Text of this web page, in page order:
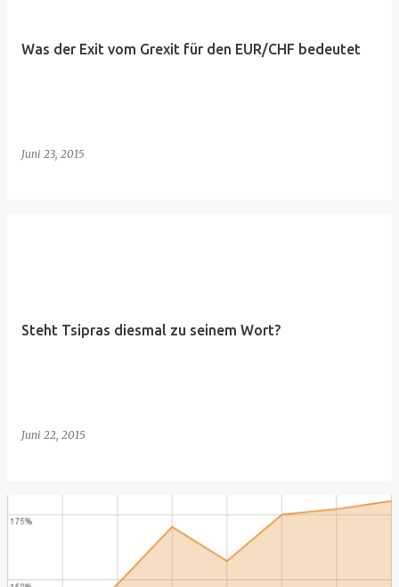
Was der Exit vom Grexit für den EUR/CHF bedeutet
Juni 23, 2015
Steht Tsipras diesmal zu seinem Wort?
Juni 22, 2015